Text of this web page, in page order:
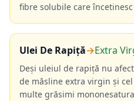
fibre solubile care
Ulei De Rapiță→Extra
Deși uleiul de rapiță nu
de măsline extra virgin și
multe grăsimi